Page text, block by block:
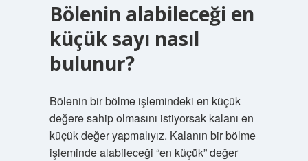
Bölenin alabileceği en
küçük sayı nasıl
bulunur?
Bölenin bir bölme işlemindeki en küçük
değere sahip olmasını istiyorsak kalanı en
küçük değer yapmalıyız. Kalanın bir bölme
işleminde alabileceği “en küçük” değer